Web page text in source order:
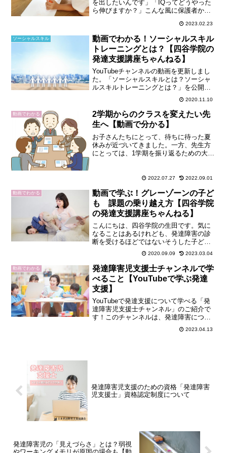
を出したいんです」「IQってどうやった
ら伸びますか？」こんな風に保護者から
すか？何のために検査を受けるのか、検
査で何が分かるのかを相手に伝わるよう
に説明するのは、保護者...
2023.02.23
ソーシャルスキル
動画でわかる！ソーシャルスキル
トレーニングとは？【四谷学院の
発達支援講座ちゃんねる】
YouTubeチャンネルの動画を更新しまし
た。「ソーシャルスキルとは？ソーシャ
ルスキルトレーニングとは？」を公開し
ました。発達支援において「ソーシャル
スキル」は必ず学ぶキーワードです。障
害特性を理解するうえで欠かせません。
発達障害について初...
2020.11.10
動画でわかる
2学期からのクラスを変えたい先
生へ【動画で分かる】
お子さんたちにとって、待ちに待った夏
休みが近づいてきました。一方、先生方
にとっては、1学期を振り返るための大切
ょうか？クラスの課題を考えた時、こう
2022.07.27 2022.09.01
動画でわかる
動画で学ぶ！グレーゾーンの子ど
も 課題の乗り越え方【四谷学院
の発達支援講座ちゃんねる】
こんにちは、四谷学院の生田です。気に
なることはあるけれども、発達障害の診
断を受けるほどではないそうした子ども
たちのことをグレーゾーンと呼ぶことが
一般的になっています。こうした子ども
たちは、通常学校（普通級）に在籍して
いることが多く、周りの人...
2020.09.09 2023.03.04
動画でわかる
発達障害児支援士チャンネルで学
べること【YouTubeで学ぶ発達
支援】
YouTubeで発達支援について学べる「発
達障害児支援士チャンネル」のご紹介で
す！このチャンネルは、発達障害につい
てこのように感じているあなたのための
チャンネルです。発達支援について知識
2023.04.13
発達障害児支援のための資格「発達障害
児支援士」資格認定制度について
発達障害児の「見えづらさ」とは？弱視